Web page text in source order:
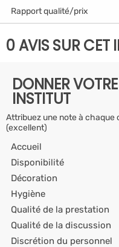
Rapport qualité/prix
0 AVIS SUR CET
DONNER
INSTITUT
Attribuez une note à chaque
(excellent)
Accueil
Disponibilité
Décoration
Hygiène
Qualité de la prestation
Qualité de la discussion
Discrétion du personnel